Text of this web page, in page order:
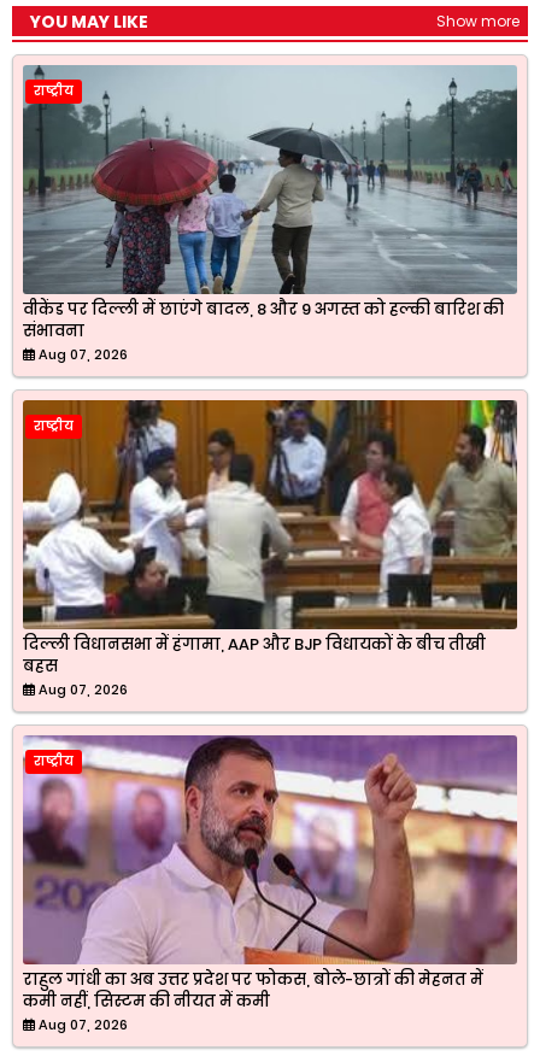
YOU MAY LIKE Show more
राष्ट्रीय
वीकेंड पर दिल्ली में छाएंगे बादल, 8 और 9 अगस्त को हल्की बारिश की
संभावना
Aug 07, 2026
राष्ट्रीय
दिल्ली विधानसभा में हंगामा, AAP और BJP विधायकों के बीच तीखी
बहस
Aug 07, 2026
राष्ट्रीय
राहुल गांधी का अब उत्तर प्रदेश पर फोकस, बोले-छात्रों की मेहनत में
कमी नहीं, सिस्टम की नीयत में कमी
Aug 07, 2026